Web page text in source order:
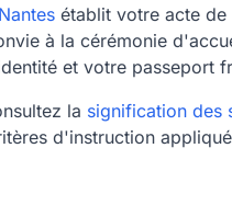
établit votre acte de
à la cérémonie
et votre passeport
la signification des
d'instruction